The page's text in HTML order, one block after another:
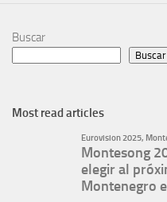
Buscar
Buscar
Most read articles